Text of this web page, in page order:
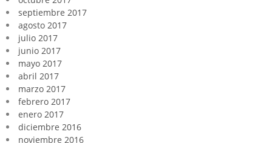
septiembre 2017
agosto 2017
julio 2017
junio 2017
mayo 2017
abril 2017
marzo 2017
febrero 2017
enero 2017
diciembre 2016
noviembre 2016